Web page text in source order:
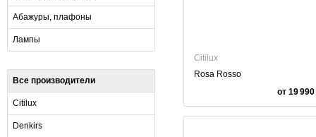
Абажуры, плафоны
Лампы
Все производители
Citilux
Denkirs
Citilux
Rosa Rosso
от 19